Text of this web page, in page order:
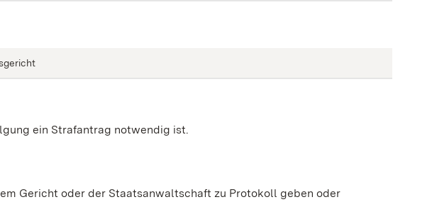
ein Strafantrag notwendig ist.
Gericht oder der Staatsanwaltschaft zu Protokoll geben oder